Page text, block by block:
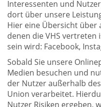
Interessenten und
dort über unsere
Hier eine Übersicht über
denen die VHS
sein wird: Facebook,
Sobald Sie unsere
Medien besuchen und
der Nutzer außerhalb
Union verarbeitet.
Nutzer Risiken ergeben,